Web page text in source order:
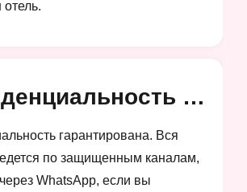
Конфиденциальность и анонимность
гарантирована. Вся
по защищенным каналам,
WhatsApp, если вы